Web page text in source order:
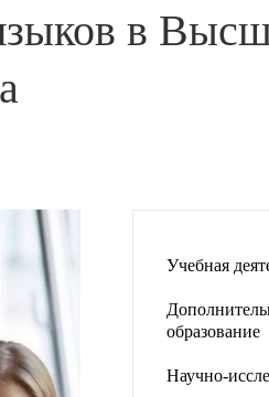
в
Учебная
образование
Научно-